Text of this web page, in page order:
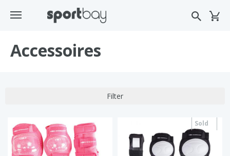
Accessoires
Filter
Sold
out